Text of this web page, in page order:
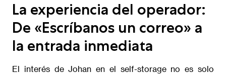
La experiencia del operador:
De «Escríbanos un correo» a
la entrada inmediata
El interés de Johan en el self-storage no es solo